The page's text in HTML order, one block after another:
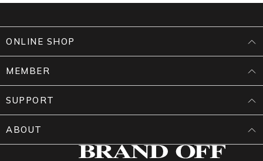
ONLINE SHOP
MEMBER
SUPPORT
ABOUT